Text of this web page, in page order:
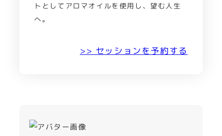
トとしてアロマオイルを使用し、望む人生
へ。
>> セッションを予約する